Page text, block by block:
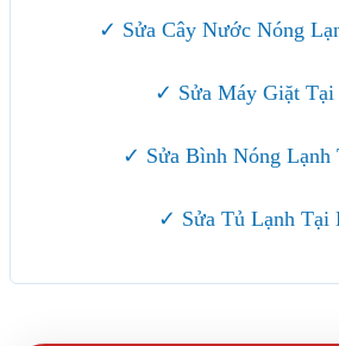
✓ Sửa Cây Nước Nóng
✓ Sửa Máy Giặt
✓ Sửa Bình Nóng Lạnh
✓ Sửa Tủ Lạnh Tại